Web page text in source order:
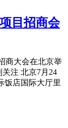
目招商会
商大会在北京举
注 北京7月24
饭店国际大厅里